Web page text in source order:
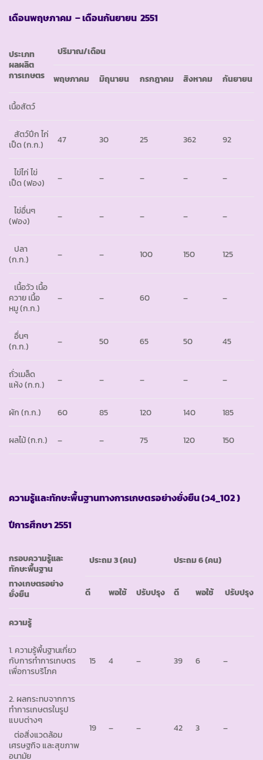
เดือนพฤษภาคม – เดือนกันยายน 2551
ประเภท
ผลผลิต
การเกษตร
ปริมาณ/เดือน
พฤษภาคม มิถุนายน กรกฎาคม สิงหาคม กันยายน
เนื้อสัตว์
สัตว์ปีก ไก่
เป็ด (ก.ก.)
47 30 25 362 92
ไข่ไก่ ไข่
เป็ด (ฟอง)
– – – – –
ไข่อื่นๆ
(ฟอง)
– – – – –
ปลา
(ก.ก.)
– – 100 150 125
เนื้อวัว เนื้อ
ควาย เนื้อ
หมู (ก.ก.)
– – 60 – –
อื่นๆ
(ก.ก.)
– 50 65 50 45
ถั่วเมล็ด
แห้ง (ก.ก.)
– – – – –
ผัก (ก.ก.) 60 85 120 140 185
ผลไม้ (ก.ก.) – – 75 120 150
ความรู้และทักษะพื้นฐานทางการเกษตรอย่างยั่งยืน(ว4_102 )
ปีการศึกษา2551
กรอบความรู้และ
ทักษะพื้นฐาน
ทางเกษตรอย่าง
ยั่งยืน
ประถม 3(คน) ประถม6 (คน)
ดี พอใช้ ปรับปรุง ดี พอใช้ ปรับปรุง
ความรู้
1. ความรู้พื้นฐานเกี่ยว
กับการทำการเกษตร
เพื่อการบริโภค
15 4 – 39 6 –
2. ผลกระทบจากการ
ทำการเกษตรในรูป
แบบต่างๆ
ต่อสิ่งแวดล้อม
เศรษฐกิจ และสุขภาพ
อนามัย
19 – – 42 3 –